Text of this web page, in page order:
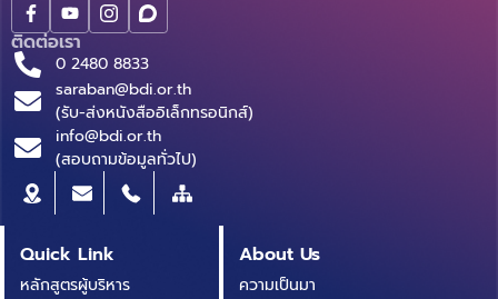
ติดต่อเรา
0 2480 8833
saraban@bdi.or.th
(รับ-ส่งหนังสืออิเล็กทรอนิกส์)
info@bdi.or.th
(สอบถามข้อมูลทั่วไป)
Quick Link
หลักสูตรผู้บริหาร
About Us
ความเป็นมา